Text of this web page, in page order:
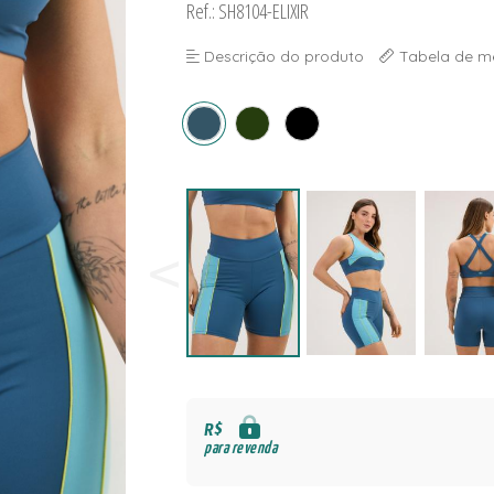
Ref.: SH8104-ELIXIR
Descrição do produto Tabela de
R$
para revenda